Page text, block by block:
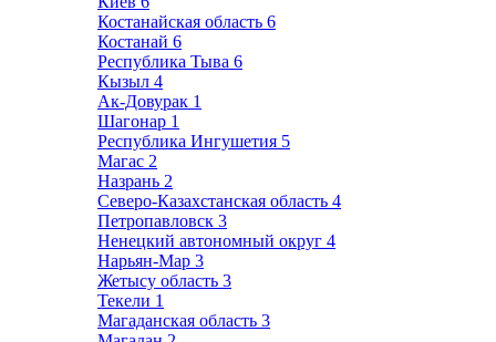
Костанайская область 6
Костанай 6
Республика Тыва 6
Кызыл 4
Ак-Довурак 1
Шагонар 1
Республика Ингушетия 5
Магас 2
Назрань 2
Северо-Казахстанская область 4
Петропавловск 3
Ненецкий автономный округ 4
Нарьян-Мар 3
Жетысу область 3
Текели 1
Магаданская область 3